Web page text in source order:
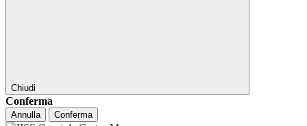
Chiudi
Conferma
Annulla Conferma